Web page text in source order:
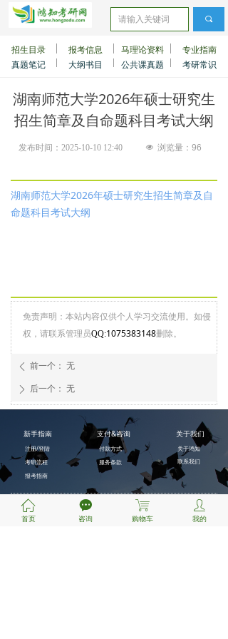
真题笔记 大纲书目 公共课真题 考研常识
招生目录 报考信息 马理论资料 专业指南
끠
发布时间： 2025-10-10 12:40
湖南师范大学2026年硕士研究生招生简章及自
命题科目考试大纲
湖南师范大学2026年硕士研究生
招生简章及自命题科目考试大纲
免责声明：本站内容仅供个人学习交流使用。如侵
权，请联系管理员QQ:1075383148删除。
ꄴ 前一个： 无
ꄲ 后一个： 无
넶 浏览量： 96
新手指南 支付&咨询 关于我们
注册/登陆
考研流程
报考指南
服务条款
付款方式
关于鸿知
联系我们
ꀇ
首页
끁
咨询
ꁈ
购物车
ꄑ
我的